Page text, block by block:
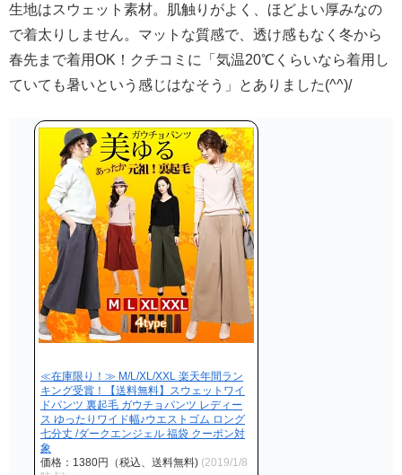
生地はスウェット素材。肌触りがよく、ほどよい厚みなの
で着太りしません。マットな質感で、透け感もなく冬から
春先まで着用OK！クチコミに「気温20℃くらいなら着用し
ていても暑いという感じはなそう」とありました(^^)/
≪在庫限り！≫ M/L/XL/XXL 楽天年間ラン
キング受賞！【送料無料】スウェットワイ
ドパンツ 裏起毛 ガウチョパンツ レディー
ス ゆったりワイド幅♪ウエストゴム ロング
七分丈 /ダークエンジェル 福袋 クーポン対
象
価格：1380円（税込、送料無料) (2019/1/8